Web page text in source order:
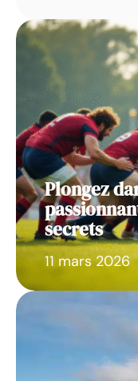
Plongez
secrets
11 mars 2026